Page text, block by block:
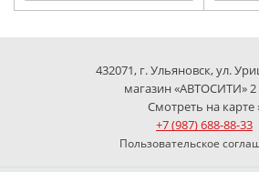
432071, г. Ульяновск, ул.
магазин «АВТОСИТИ» 2
Смотреть на карте
+7 (987) 688-88-33
Пользовательское